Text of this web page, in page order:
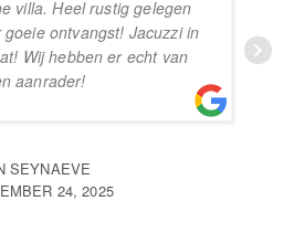
villa. Heel rustig gelegen
ontvangst! Jacuzzi in
Wij hebben er echt van
aanrader!
SEYNAEVE
24, 2025